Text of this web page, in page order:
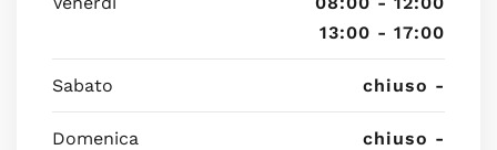
13:00 - 17:00
Sabato chiuso -
Domenica chiuso -